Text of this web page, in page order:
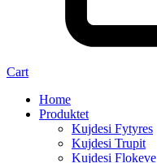
Cart
Home
Produktet
Kujdesi Fytyres
Kujdesi Trupit
Kujdesi Flokeve